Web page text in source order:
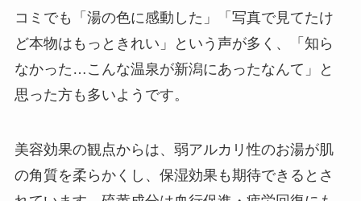
コミでも「湯の色に感動した」「写真で見てたけ
ど本物はもっときれい」という声が多く、「知ら
なかった…こんな温泉が新潟にあったなんて」と
思った方も多いようです。
美容効果の観点からは、弱アルカリ性のお湯が肌
の角質を柔らかくし、保湿効果も期待できるとさ